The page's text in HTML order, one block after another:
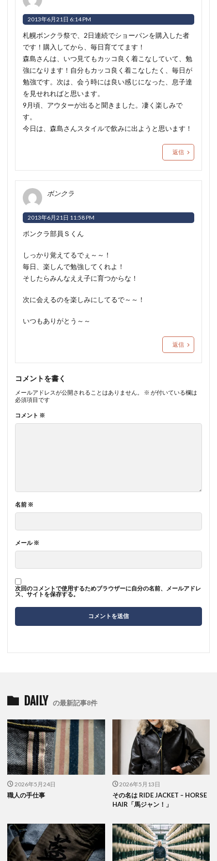
2013年6月21日 6:14 PM
札幌ボンクラ祭で、2日連続でショーパンを購入した者
です！購入してから、毎日育ててます！
森島さんは、いつ見てもカッコ良く着こなしていて、勉
強になります！自分もカッコ良く着こなしたく、毎日が
勉強です。次は、会う時には良い感じになった、息子達
を見せれればと思います。
9月頃、アウターが出ると聞きました。凄く楽しみで
す。
今日は、森島さんスタイルで飲みに出ようと思います！
返信
ボンクラ
2013年6月21日 11:58 PM
ボンクラ部員Ｓくん
しっかり覚えてるでぇ～～！
毎日、楽しんで勉強してくれよ！
そしたらみんなええ子に育つからな！
次に会えるのを楽しみにしてるで～～！
いつもありがとう～～
返信
コメントを書く
メールアドレスが公開されることはありません。 ※ が付いている欄は
必須項目です
コメント ※
名前 ※
メール※
次回のコメントで使用するためブラウザーに自分の名前、メールアドレ
ス、サイトを保存する。
DAILY の最新記事8件
2026年5月24日
職人の手仕事
2026年5月13日
その名は RIDE JACKET – HORSE
HAIR「馬ジャン！」